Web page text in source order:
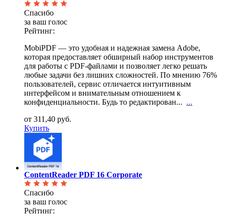
Спасибо
за ваш голос
Рейтинг:
MobiPDF — это удобная и надежная замена Adobe,
которая предоставляет обширный набор инструментов
для работы с PDF-файлами и позволяет легко решать
любые задачи без лишних сложностей. По мнению 76%
пользователей, сервис отличается интуитивным
интерфейсом и внимательным отношением к
конфиденциальности. Будь то редактирован... ...
от 311,40 руб.
Купить
ContentReader PDF 16 Corporate
Спасибо
за ваш голос
Рейтинг: